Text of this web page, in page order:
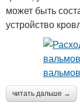
может быть
устройство
читать дальше →